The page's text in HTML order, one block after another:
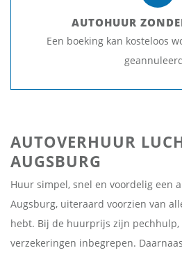
AUTOHUUR
Een boeking kan kosteloos
AUTOVERHUUR
AUGSBURG
Huur simpel, snel en voordelig een
Augsburg, uiteraard voorzien van
hebt. Bij de huurprijs zijn pechhulp,
verzekeringen inbegrepen.